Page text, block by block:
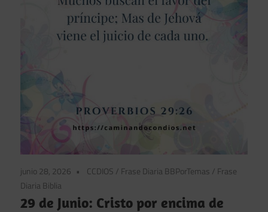
junio 28, 2026 CCDIOS / Frase Diaria BBPorTemas / Frase
Diaria Biblia
29 de Junio: Cristo por encima de